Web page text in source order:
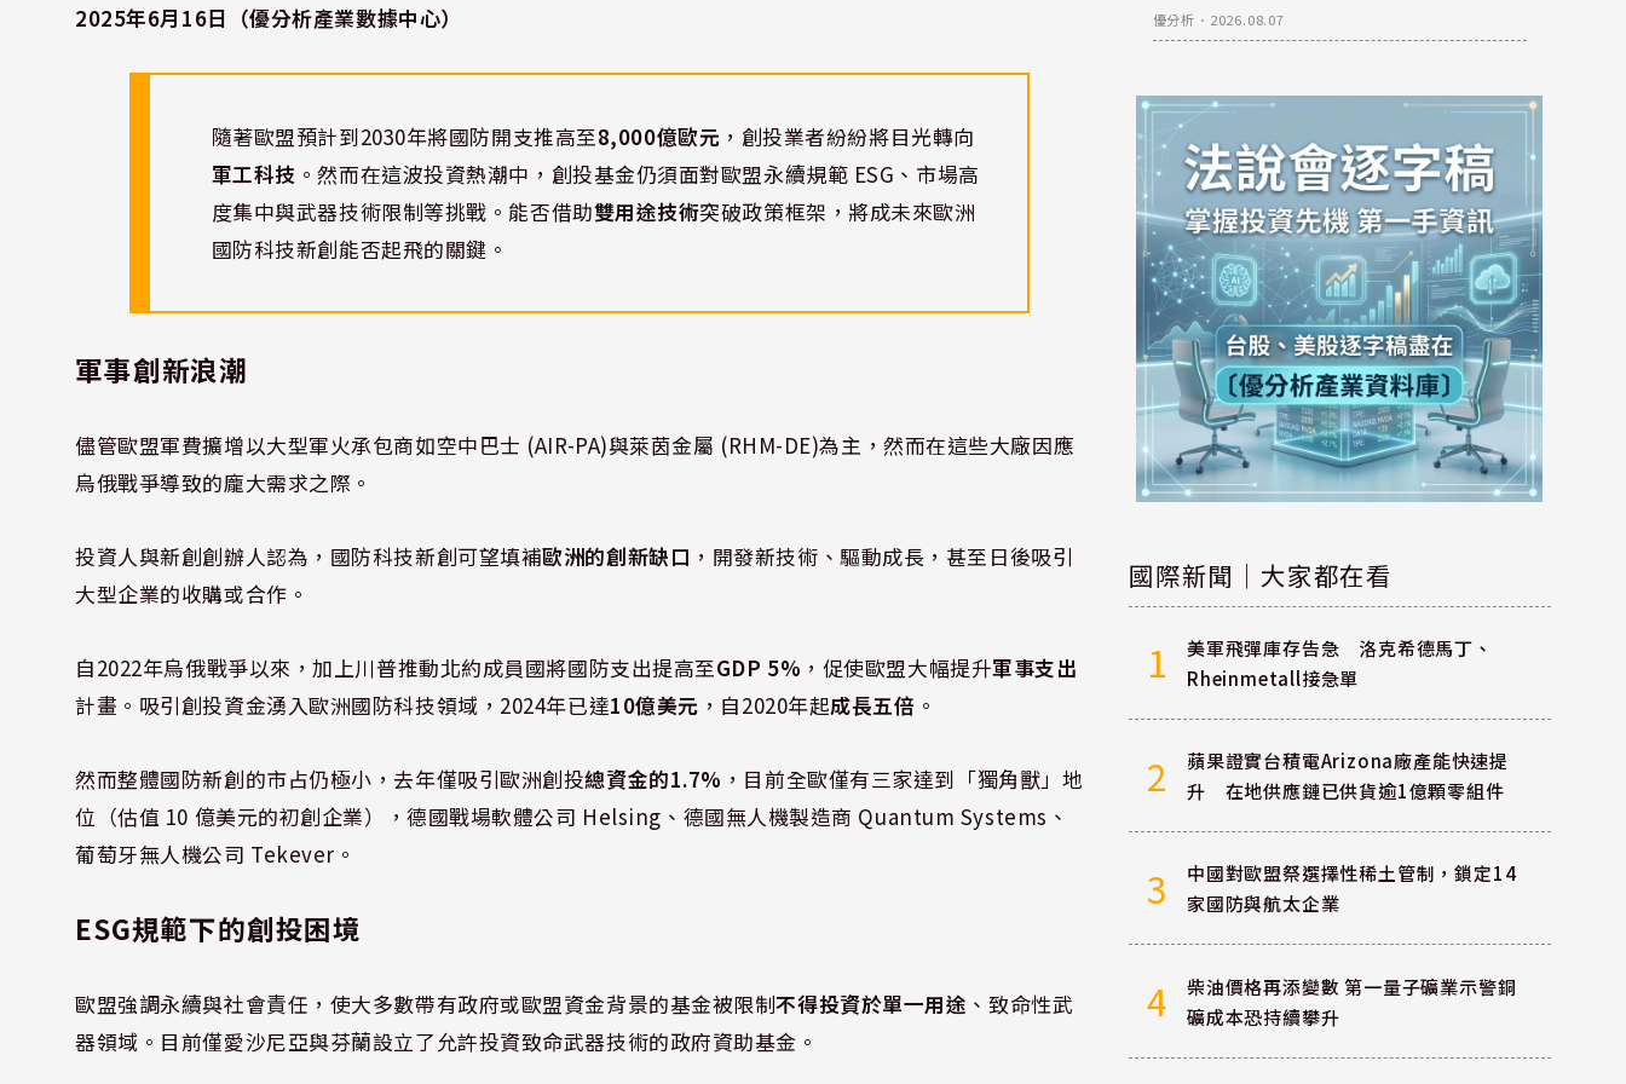
2025年6月16日（優分析產業數據中心）
隨著歐盟預計到2030年將國防開支推高至8,000億歐元 ，創投業者紛紛將目光轉向
軍工科技 。然而在這波投資熱潮中，創投基金仍須面對歐盟永續規範 ESG、市場高
度集中與武器技術限制等挑戰。能否借助雙用途技術突破政策框架，將成未來歐洲
國防科技新創能否起飛的關鍵。
軍事創新浪潮
儘管歐盟軍費擴增以大型軍火承包商如空中巴士 (AIR-PA)與萊茵金屬 (RHM-DE)為主，然而在這些大廠因應
烏俄戰爭導致的龐大需求之際。
投資人與新創創辦人認為，國防科技新創可望填補歐洲的創新缺口 ，開發新技術、驅動成長，甚至日後吸引
大型企業的收購或合作。
自2022年烏俄戰爭以來，加上川普推動北約成員國將國防支出提高至GDP 5% ，促使歐盟大幅提升軍事支出
計畫。吸引創投資金湧入歐洲國防科技領域，2024年已達10億美元 ，自2020年起成長五倍 。
然而整體國防新創的市占仍極小，去年僅吸引歐洲創投總資金的1.7% ，目前全歐僅有三家達到「獨角獸」地
位（估值 10 億美元的初創企業），德國戰場軟體公司 Helsing、德國無人機製造商 Quantum Systems、
葡萄牙無人機公司 Tekever。
ESG規範下的創投困境
歐盟強調永續與社會責任，使大多數帶有政府或歐盟資金背景的基金被限制不得投資於單一用途 、致命性武
器領域。目前僅愛沙尼亞與芬蘭設立了允許投資致命武器技術的政府資助基金。
優分析 ． 2026.08.07
國際新聞｜大家都在看
1
美軍飛彈庫存告急 洛克希德馬丁、
Rheinmetall接急單
2
蘋果證實台積電Arizona廠產能快速提
升 在地供應鏈已供貨逾1億顆零組件
3
中國對歐盟祭選擇性稀土管制，鎖定14
家國防與航太企業
4
柴油價格再添變數 第一量子礦業示警銅
礦成本恐持續攀升